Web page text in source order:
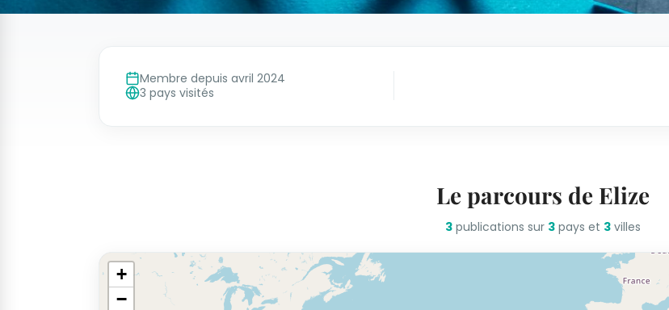
Membre depuis avril 2024
3 pays visités
Le parcours de Elize
3 publications sur 3 pays et 3 villes
+
−